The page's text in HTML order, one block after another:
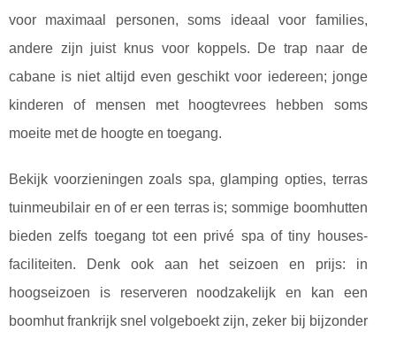
voor maximaal personen, soms ideaal voor families,
andere zijn juist knus voor koppels. De trap naar de
cabane is niet altijd even geschikt voor iedereen; jonge
kinderen of mensen met hoogtevrees hebben soms
moeite met de hoogte en toegang.
Bekijk voorzieningen zoals spa, glamping opties, terras
tuinmeubilair en of er een terras is; sommige boomhutten
bieden zelfs toegang tot een privé spa of tiny houses-
faciliteiten. Denk ook aan het seizoen en prijs: in
hoogseizoen is reserveren noodzakelijk en kan een
boomhut frankrijk snel volgeboekt zijn, zeker bij bijzonder